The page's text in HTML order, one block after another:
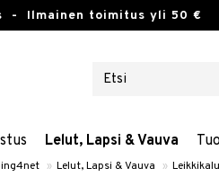
- Ilmainen toimitus yli 50 €
Lelut, Lapsi & Vauva
» Lelut, Lapsi & Vauva »